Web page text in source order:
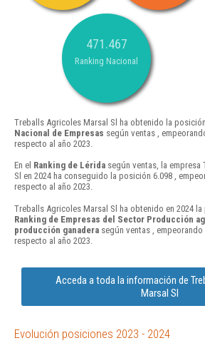
471.467
Ranking Nacional
Treballs Agricoles Marsal Sl ha obtenido la
Nacional de Empresas según ventas ,
respecto al año 2023.
En el Ranking de Lérida según ventas, la empresa
Sl en 2024 ha conseguido la posición 6.098 ,
respecto al año 2023.
Treballs Agricoles Marsal Sl ha obtenido en 2024 la
Ranking de Empresas del Sector Producción
producción ganadera según ventas ,
respecto al año 2023.
Acceda a toda la información de
Marsal Sl
Evolución posiciones 2023 - 2024